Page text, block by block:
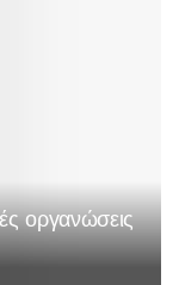
οργανώσεις